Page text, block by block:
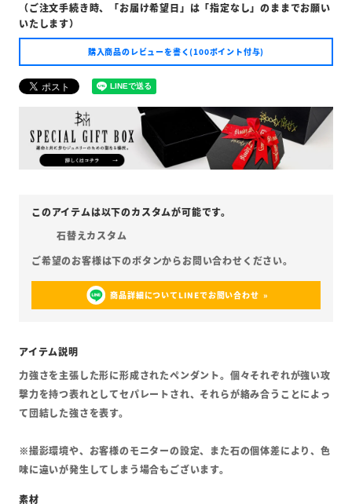
（ご注文手続き時、「お届け希望日」は「指定なし」のままでお願い
いたします）
購入商品のレビューを書く(100ポイント付与)
石替えカスタム
商品詳細についてLINEでお問い合わせ
力強さを主張した形に形成されたペンダント。個々それぞれが強い攻
撃力を持つ表れとしてセパレートされ、それらが絡み合うことによっ
て団結した強さを表す。
※撮影環境や、お客様のモニターの設定、また石の個体差により、色
味に違いが発生してしまう場合もございます。